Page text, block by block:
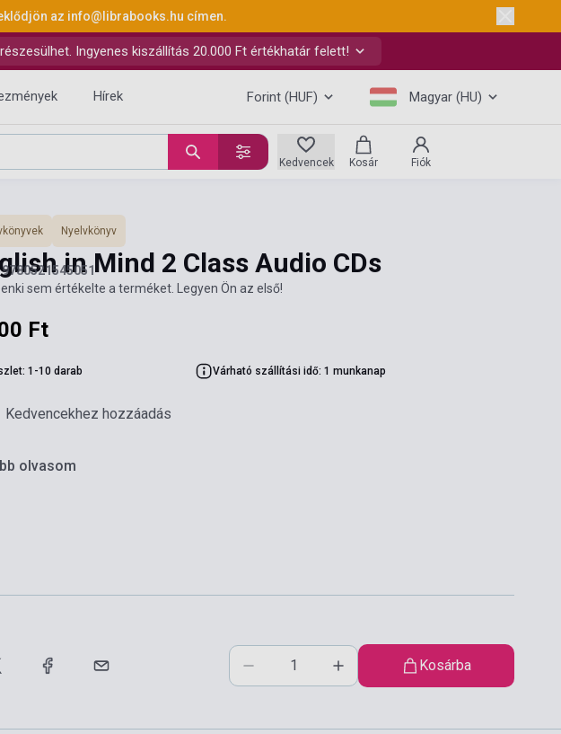
az info@librabooks.hu címen.
Ingyenes kiszállítás 20.000 Ft értékhatár felett!
Hírek Forint (HUF) Magyar (HU)
Kedvencek Kosár Fiók
Nyelvkönyv
in Mind 2 Class Audio CDs
9780521545051
sem értékelte a terméket. Legyen Ön az első!
Ft
1-10 darab Várható szállítási idő: 1 munkanap
Kedvencekhez hozzáadás
olvasom
Kosárba